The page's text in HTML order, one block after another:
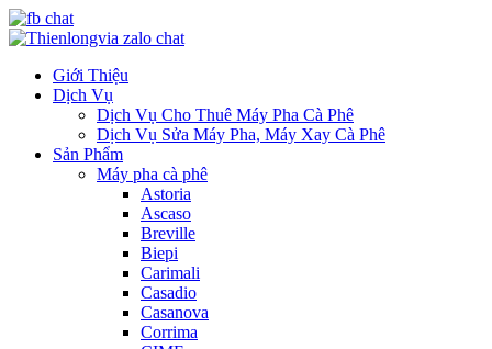
Giới Thiệu
Dịch Vụ
Dịch Vụ Cho Thuê Máy Pha Cà Phê
Dịch Vụ Sửa Máy Pha, Máy Xay Cà Phê
Sản Phẩm
Máy pha cà phê
Astoria
Ascaso
Breville
Biepi
Carimali
Casadio
Casanova
Corrima